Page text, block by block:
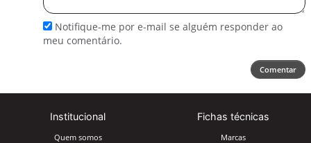
Notifique-me por e-mail se alguém responder ao
meu comentário.
Comentar
Institucional
Quem somos
Fichas técnicas
Marcas